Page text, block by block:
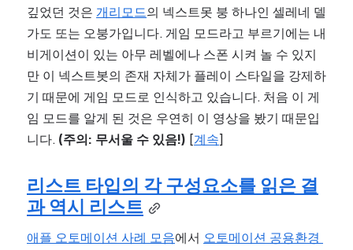
깊었던 것은 개리모드의 넥스트못 붕 하나인 셀레네 델
가도 또는 오붕가입니다. 게임 모드라고 부르기에는 내
비게이션이 있는 아무 레벨에나 스폰 시켜 놀 수 있지
만 이 넥스트봇의 존재 자체가 플레이 스타일을 강제하
기 때문에 게임 모드로 인식하고 있습니다. 처음 이 게
임 모드를 알게 된 것은 우연히 이 영상을 봤기 때문입
니다. (주의: 무서울 수 있음!) [계속]
리스트 타입의 각 구성요소를 읽은 결
과 역시 리스트
애플 오토메이션 사례 모음에서 오토메이션 공용환경